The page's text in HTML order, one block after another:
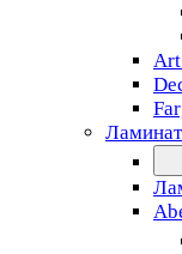
Art
Ламинат